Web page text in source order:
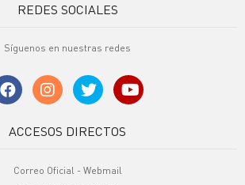
REDES SOCIALES
Síguenos en nuestras redes
ACCESOS DIRECTOS
Correo Oficial - Webmail